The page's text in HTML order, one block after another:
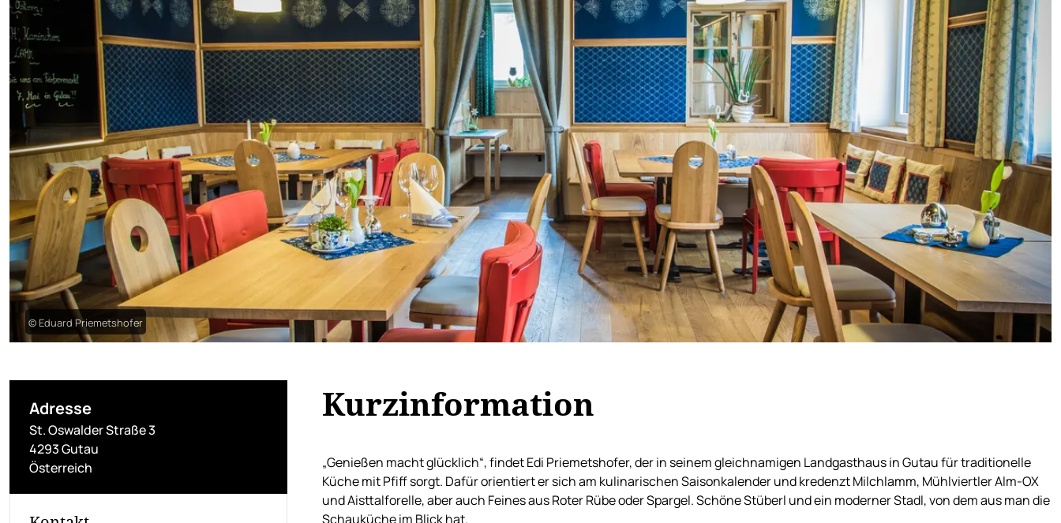
© Eduard Priemetshofer
Adresse
St. Oswalder Straße 3
4293 Gutau
Österreich
Kurzinformation
„Genießen macht glücklich“, findet Edi Priemetshofer, der in seinem gleichnamigen Landgasthaus in Gutau für traditionelle
Küche mit Pfiff sorgt. Dafür orientiert er sich am kulinarischen Saisonkalender und kredenzt Milchlamm, Mühlviertler Alm-OX
und Aisttalforelle, aber auch Feines aus Roter Rübe oder Spargel. Schöne Stüberl und ein moderner Stadl, von dem aus man die
Schauküche im Blick hat.